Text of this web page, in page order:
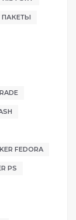
ПАКЕТЫ
FEDORA
PS